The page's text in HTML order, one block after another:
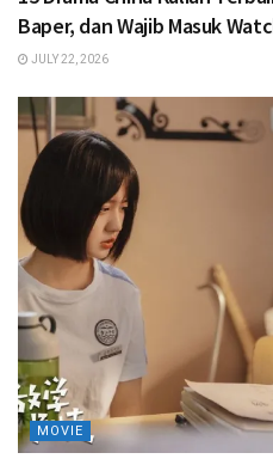
Baper, dan Wajib Masuk
JULY 22, 2026
MOVIE